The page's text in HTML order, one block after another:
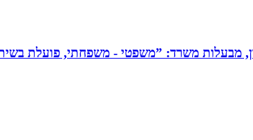
מבעלות משרד: ”משפטי - משפחתי, פועלת